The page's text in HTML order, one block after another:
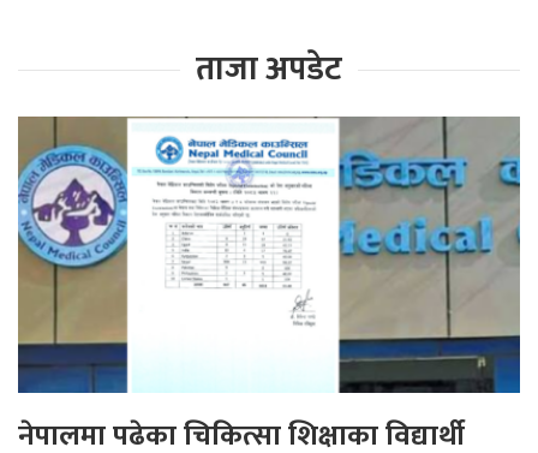
ताजा अपडेट
नेपालमा पढेका चिकित्सा शिक्षाका विद्यार्थी